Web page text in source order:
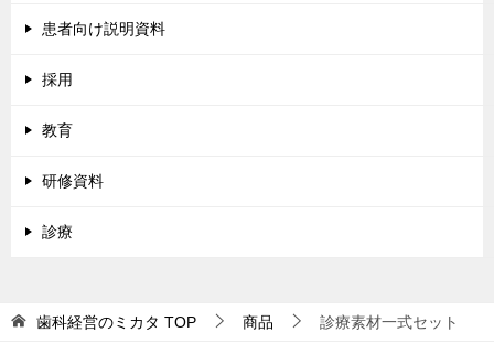
患者向け説明資料
採用
教育
研修資料
診療
歯科経営のミカタ TOP 商品 診療素材一式セット